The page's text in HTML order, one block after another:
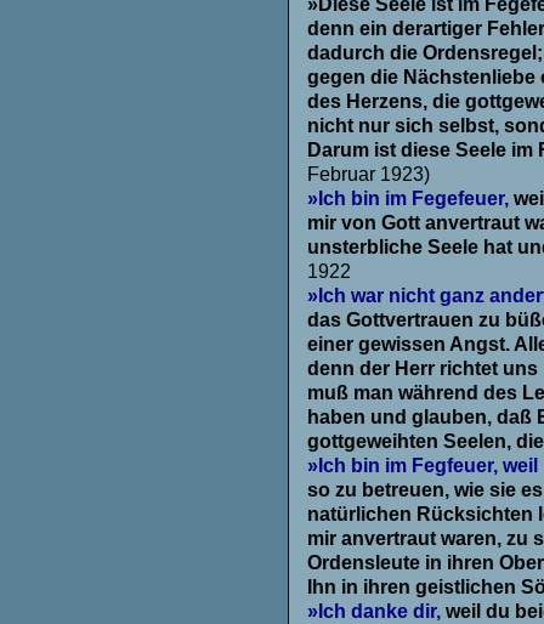
»Diese Seele ist im
denn ein derartiger
dadurch die
gegen die Nächstenliebe
des Herzens, die
nicht nur sich selbst,
Darum ist diese Seele
Februar 1923)
»Ich bin im Fegefeuer,
mir von Gott anvertraut
unsterbliche Seele hat
1922
»Ich war nicht ganz
das Gottvertrauen zu
einer gewissen Angst.
denn der Herr richtet
muß man während des
haben und glauben, daß
gottgeweihten Seelen,
»Ich bin im Fegfeuer,
so zu betreuen, wie sie
natürlichen Rücksichten
mir anvertraut waren, zu
Ordensleute in ihren
Ihn in ihren geistlichen
»Ich danke dir, weil du